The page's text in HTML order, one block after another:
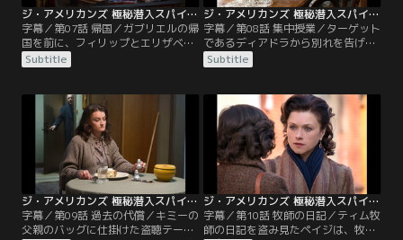
ジ・アメリカンズ 極秘潜入スパイ シーズン5 第07話／字幕
字幕／第07話 帰国／ガブリエルの帰
国を前に、フィリップとエリザベス
はペイジを引き合わせる。一方、上
司に呼び出されたスタンは、CIAが
かされる。しかし同時に、諜報部か
らの異動を命じられる。
Subtitle
ジ・アメリカンズ 極秘潜入スパイ シーズン5 第08話／字幕
字幕／第08話 集中授業／ターゲット
であるディアドラから別れを告げら
れたフィリップは途方に暮れる。エ
リザベスはエヴゲーニアからロシア
入れる。ペイジはエリザベスとの護
身術の稽古に没頭する。
Subtitle
ジ・アメリカンズ 極秘潜入スパイ シーズン5 第09話／字幕
字幕／第09話 過去の代償／キミーの
父親のバッグに仕掛けた盗聴テープ
ジ・アメリカンズ 極秘潜入スパイ シーズン5 第10話／字幕
字幕／第10話 牧師の日記／ティム牧
師の日記を盗み見たペイジは、牧師